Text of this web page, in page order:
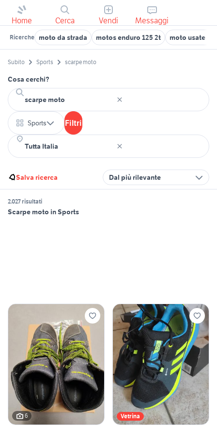
Home Cerca Vendi Messaggi
Ricerche moto da strada motos enduro 125 2t moto usate
Subito Sports scarpe moto
Cosa cerchi?
Sports Filtri
Salva ricerca Dal più rilevante
2.027 risultati
Scarpe moto in Sports
6 Vetrina